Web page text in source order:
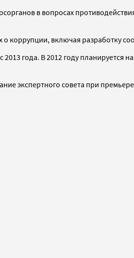
в вопросах
включая разработку
года. В 2012 году планируется
экспертного совета при